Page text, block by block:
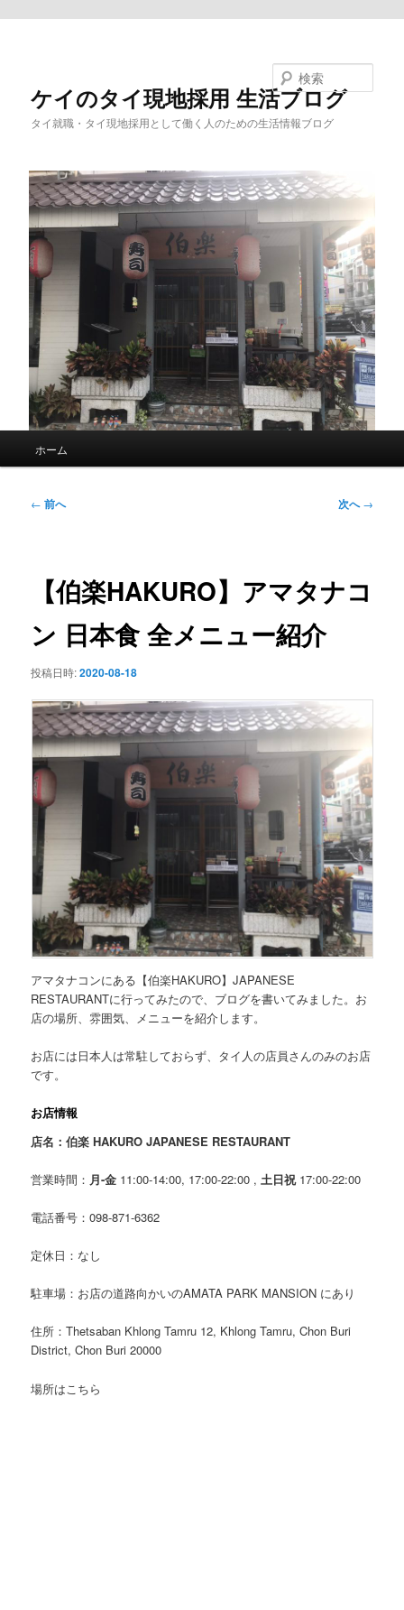
ケイのタイ現地採用 生活ブログ
タイ就職・タイ現地採用として働く人のための生活情報ブログ
ホーム
投
ョ
ン
← 前へ 次へ→
【伯楽HAKURO】アマタナコ
ン 日本食 全メニュー紹介
投稿日時:2020-08-18
アマタナコンにある【伯楽HAKURO】JAPANESE
RESTAURANTに行ってみたので、ブログを書いてみました。お
店の場所、雰囲気、メニューを紹介します。
お店には日本人は常駐しておらず、タイ人の店員さんのみのお店
です。
お店情報
店名：伯楽 HAKURO JAPANESE RESTAURANT
営業時間： 月-金 11:00-14:00, 17:00-22:00 ,土日祝17:00-22:00
電話番号：098-871-6362
定休日：なし
駐車場：お店の道路向かいのAMATA PARK MANSION にあり
住所：Thetsaban Khlong Tamru 12, Khlong Tamru, Chon Buri
District, Chon Buri 20000
場所はこちら